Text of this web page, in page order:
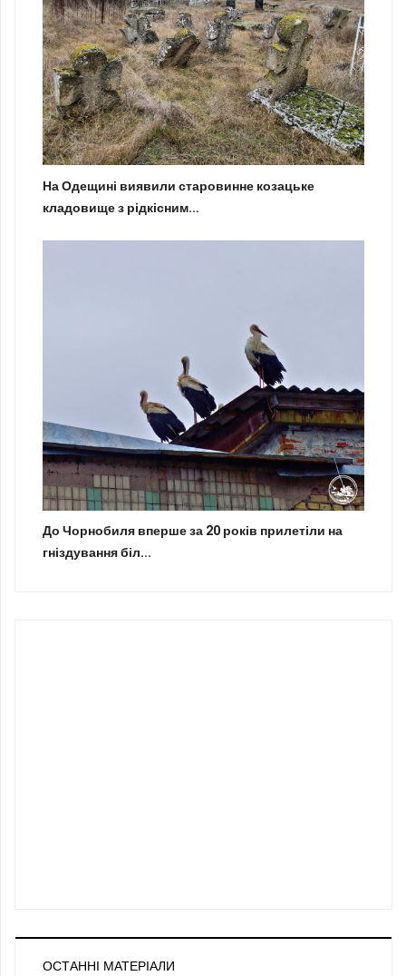
На Одещині виявили старовинне козацьке
кладовище з рідкісним...
До Чорнобиля вперше за 20 років прилетіли на
гніздування біл...
ОСТАННІ МАТЕРІАЛИ